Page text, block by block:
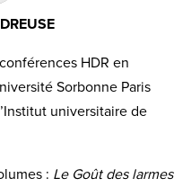
HDR en
Sorbonne Paris
universitaire de
: Le Goût des larmes